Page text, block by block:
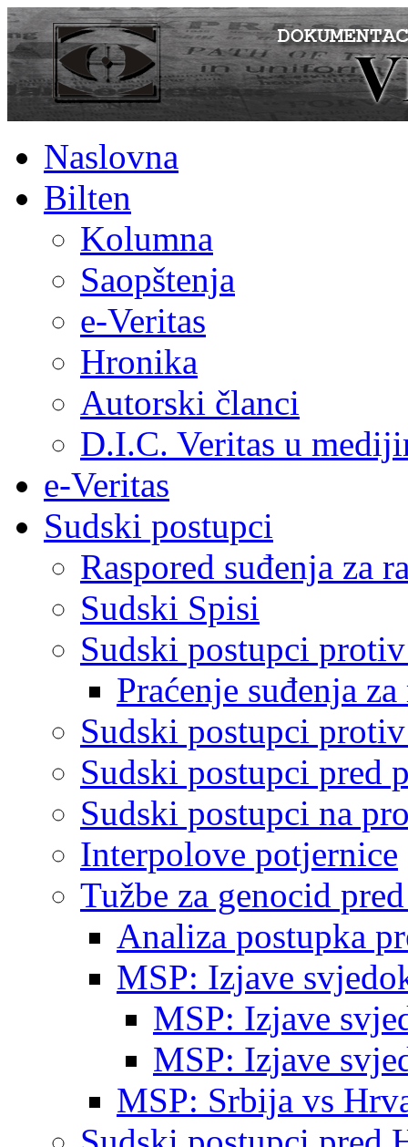
Naslovna
Bilten
Kolumna
Saopštenja
e-Veritas
Hronika
Autorski članci
D.I.C. Veritas u
e-Veritas
Sudski postupci
Raspored suđenja za
Sudski Spisi
Sudski postupci
Praćenje suđenja
Sudski postupci
Sudski postupci pred
Sudski postupci na
Interpolove potjernice
Tužbe za genocid
Analiza postupka
MSP: Izjave
MSP: Izjave
MSP: Izjave
MSP: Srbija vs